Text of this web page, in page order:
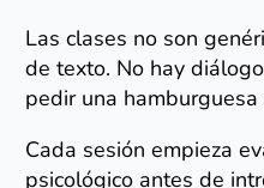
Las clases no son
de texto. No hay
pedir una
Cada sesión empieza
psicológico antes de